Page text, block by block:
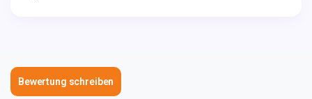
Bewertung schreiben